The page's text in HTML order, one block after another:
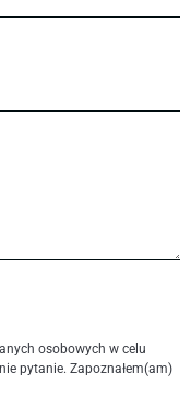
osobowych w celu
pytanie. Zapoznałem(am)